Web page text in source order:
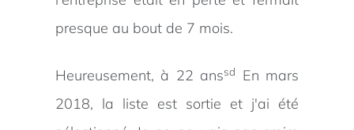
presque au bout de 7 mois.
Heureusement, à 22 anssd
En mars
2018, la liste est sortie et j'ai été